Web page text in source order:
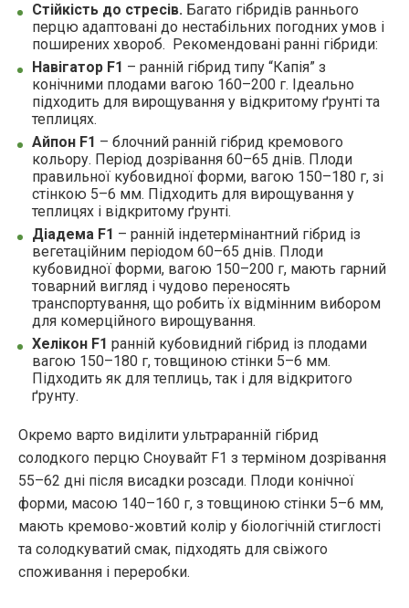
Стійкість до стресів. Багато гібридів раннього
перцю адаптовані до нестабільних погодних умов і
поширених хвороб. Рекомендовані ранні гібриди:
Навігатор F1 – ранній гібрид типу “Капія” з
конічними плодами вагою 160–200 г. Ідеально
підходить для вирощування у відкритому ґрунті та
теплицях.
Айпон F1 – блочний ранній гібрид кремового
кольору. Період дозрівання 60–65 днів. Плоди
правильної кубовидної форми, вагою 150–180 г, зі
стінкою 5–6 мм. Підходить для вирощування у
теплицях і відкритому ґрунті.
Діадема F1 – ранній індетермінантний гібрид із
вегетаційним періодом 60–65 днів. Плоди
кубовидної форми, вагою 150–200 г, мають гарний
товарний вигляд і чудово переносять
транспортування, що робить їх відмінним вибором
для комерційного вирощування.
Хелікон F1 ранній кубовидний гібрид із плодами
вагою 150–180 г, товщиною стінки 5–6 мм.
Підходить як для теплиць, так і для відкритого
ґрунту.
Окремо варто виділити ультраранній гібрид
солодкого перцю Сноувайт F1 з терміном дозрівання
55–62 дні після висадки розсади. Плоди конічної
форми, масою 140–160 г, з товщиною стінки 5–6 мм,
мають кремово-жовтий колір у біологічній стиглості
та солодкуватий смак, підходять для свіжого
споживання і переробки.